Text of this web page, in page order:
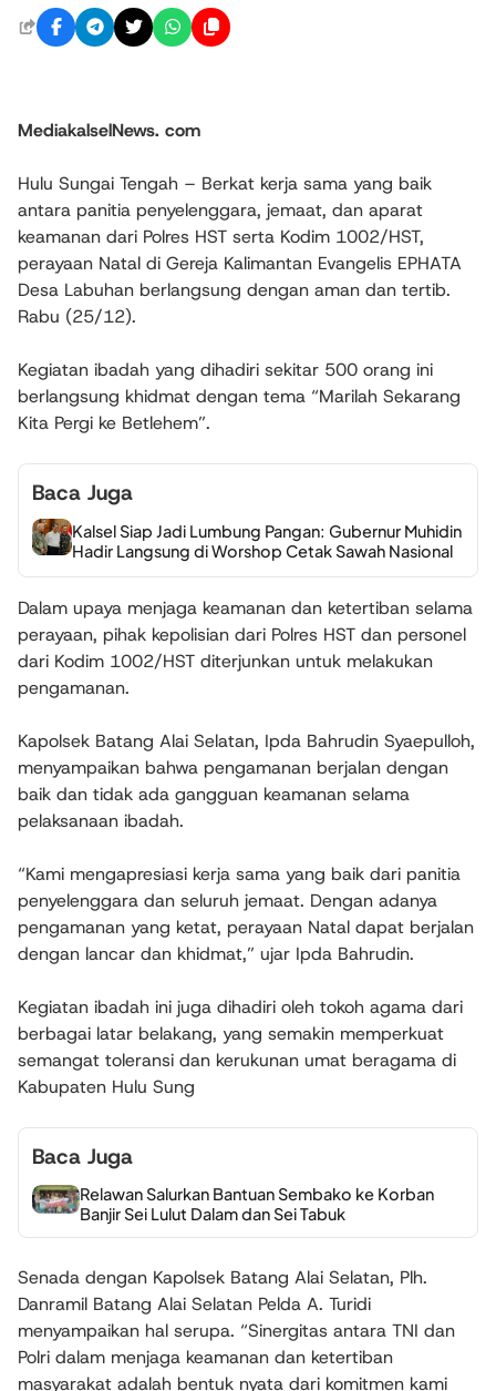
MediakalselNews. com
Hulu Sungai Tengah – Berkat kerja sama yang baik
antara panitia penyelenggara, jemaat, dan aparat
keamanan dari Polres HST serta Kodim 1002/HST,
perayaan Natal di Gereja Kalimantan Evangelis EPHATA
Desa Labuhan berlangsung dengan aman dan tertib.
Rabu (25/12).
Kegiatan ibadah yang dihadiri sekitar 500 orang ini
berlangsung khidmat dengan tema “Marilah Sekarang
Kita Pergi ke Betlehem”.
Baca Juga
Kalsel Siap Jadi Lumbung Pangan: Gubernur Muhidin
Hadir Langsung di Worshop Cetak Sawah Nasional
Dalam upaya menjaga keamanan dan ketertiban selama
perayaan, pihak kepolisian dari Polres HST dan personel
dari Kodim 1002/HST diterjunkan untuk melakukan
pengamanan.
Kapolsek Batang Alai Selatan, Ipda Bahrudin Syaepulloh,
menyampaikan bahwa pengamanan berjalan dengan
baik dan tidak ada gangguan keamanan selama
pelaksanaan ibadah.
“Kami mengapresiasi kerja sama yang baik dari panitia
penyelenggara dan seluruh jemaat. Dengan adanya
pengamanan yang ketat, perayaan Natal dapat berjalan
dengan lancar dan khidmat,” ujar Ipda Bahrudin.
Kegiatan ibadah ini juga dihadiri oleh tokoh agama dari
berbagai latar belakang, yang semakin memperkuat
semangat toleransi dan kerukunan umat beragama di
Kabupaten Hulu Sung
Baca Juga
Relawan Salurkan Bantuan Sembako ke Korban
Banjir Sei Lulut Dalam dan Sei Tabuk
Senada dengan Kapolsek Batang Alai Selatan, Plh.
Danramil Batang Alai Selatan Pelda A. Turidi
menyampaikan hal serupa. “Sinergitas antara TNI dan
Polri dalam menjaga keamanan dan ketertiban
masyarakat adalah bentuk nyata dari komitmen kami